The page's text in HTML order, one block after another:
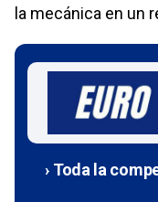
la mecánica en un
› Toda la